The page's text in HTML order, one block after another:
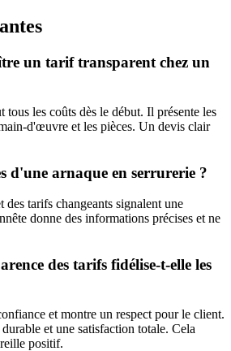
un tarif transparent chez un
les coûts dès le début. Il présente les
d'œuvre et les pièces. Un devis clair
d'une arnaque en serrurerie ?
des tarifs changeants signalent une
donne des informations précises et ne
des tarifs fidélise-t-elle les
et montre un respect pour le client.
et une satisfaction totale. Cela
positif.